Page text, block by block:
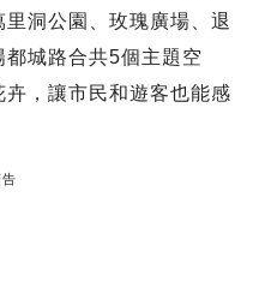
洞公園、玫瑰廣場、退
城路合共5個主題空
，讓市民和遊客也能感
告